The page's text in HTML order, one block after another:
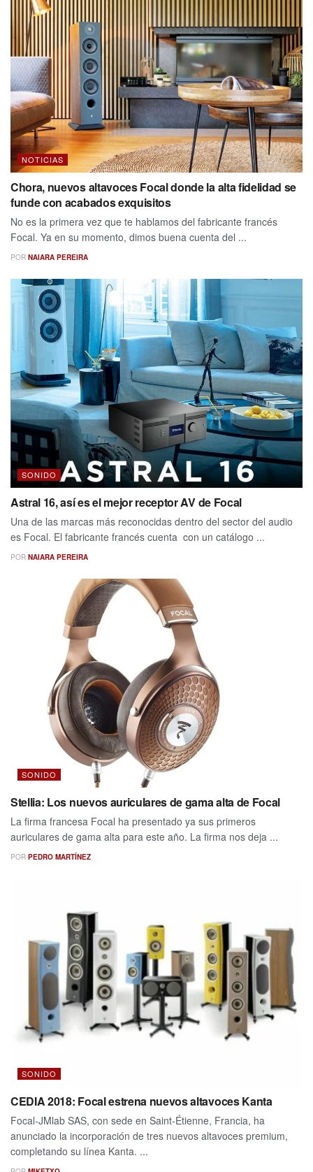
NOTICIAS
Chora, nuevos altavoces Focal donde la alta fidelidad se
funde con acabados exquisitos
No es la primera vez que te hablamos del fabricante francés
Focal. Ya en su momento, dimos buena cuenta del ...
POR NAIARA PEREIRA
SONIDO
Astral 16, así es el mejor receptor AV de Focal
Una de las marcas más reconocidas dentro del sector del audio
es Focal. El fabricante francés cuenta con un catálogo ...
POR NAIARA PEREIRA
SONIDO
Stellia: Los nuevos auriculares de gama alta de Focal
La firma francesa Focal ha presentado ya sus primeros
auriculares de gama alta para este año. La firma nos deja ...
POR PEDRO MARTÍNEZ
SONIDO
CEDIA 2018: Focal estrena nuevos altavoces Kanta
Focal-JMlab SAS, con sede en Saint-Étienne, Francia, ha
anunciado la incorporación de tres nuevos altavoces premium,
completando su línea Kanta. ...